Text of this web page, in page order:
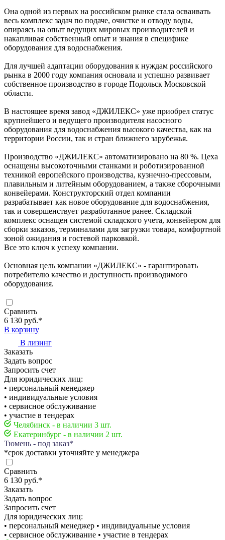
Она одной из первых на российском рынке стала осваивать
весь комплекс задач по подаче, очистке и отводу воды,
опираясь на опыт ведущих мировых производителей и
накапливая собственный опыт и знания в специфике
оборудования для водоснабжения.
Для лучшей адаптации оборудования к нуждам российского
рынка в 2000 году компания основала и успешно развивает
собственное производство в городе Подольск Московской
области.
В настоящее время завод «ДЖИЛЕКС» уже приобрел статус
крупнейшего и ведущего производителя насосного
оборудования для водоснабжения высокого качества, как на
территории России, так и стран ближнего зарубежья.
Производство «ДЖИЛЕКС» автоматизировано на 80 %. Цеха
оснащены высокоточными станками и роботизированной
техникой европейского производства, кузнечно-прессовым,
плавильным и литейным оборудованием, а также сборочными
конвейерами. Конструкторский отдел компании
разрабатывает как новое оборудование для водоснабжения,
так и совершенствует разработанное ранее. Складской
комплекс оснащен системой складского учета, конвейером для
сборки заказов, терминалами для загрузки товара, комфортной
зоной ожидания и гостевой парковкой.
Все это ключ к успеху компании.
Основная цель компании «ДЖИЛЕКС» - гарантировать
потребителю качество и доступность производимого
оборудования.
Сравнить
6 130 руб.*
В корзину
В лизинг
Заказать
Задать вопрос
Запросить счет
Для юридических лиц:
• персональный менеджер
• индивидуальные условия
• сервисное обслуживание
• участие в тендерах
Челябинск - в наличии 3 шт.
Екатеринбург - в наличии 2 шт.
Тюмень - под заказ*
*срок доставки уточняйте у менеджера
Сравнить
6 130 руб.*
Заказать
Задать вопрос
Запросить счет
Для юридических лиц:
• персональный менеджер • индивидуальные условия
• сервисное обслуживание • участие в тендерах